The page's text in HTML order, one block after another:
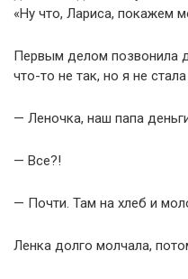
«Ну что, Лариса, покажем
Первым делом позвонила
что-то не так, но я не
— Леночка, наш папа
— Все?!
— Почти. Там на хлеб и
Ленка долго молчала,